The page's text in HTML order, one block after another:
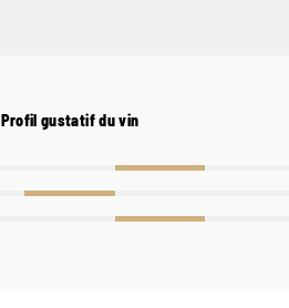
Profil gustatif du vin